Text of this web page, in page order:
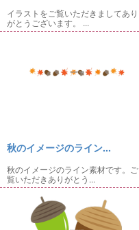
イラストをご覧いただきましてあり
がとうございます。 ...
秋のイメージのライン...
秋のイメージのライン素材です。ご
覧いただきありがとう...